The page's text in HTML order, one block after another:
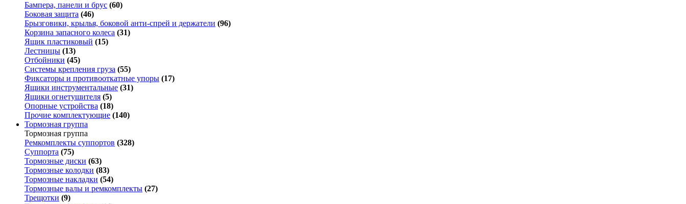
Бампера, панели и брус (60)
Боковая защита (46)
Брызговики, крылья, боковой анти-спрей и держатели (96)
Корзина запасного колеса (31)
Ящик пластиковый (15)
Лестницы (13)
Отбойники (45)
Системы крепления груза (55)
Фиксаторы и противооткатные упоры (17)
Ящики инструментальные (31)
Ящики огнетушителя (5)
Опорные устройства (18)
Прочие комплектующие (140)
Тормозная группа
Тормозная группа
Ремкомплекты суппортов (328)
Суппорта (75)
Тормозные диски (63)
Тормозные колодки (83)
Тормозные накладки (54)
Тормозные валы и ремкомплекты (27)
Трещотки (9)